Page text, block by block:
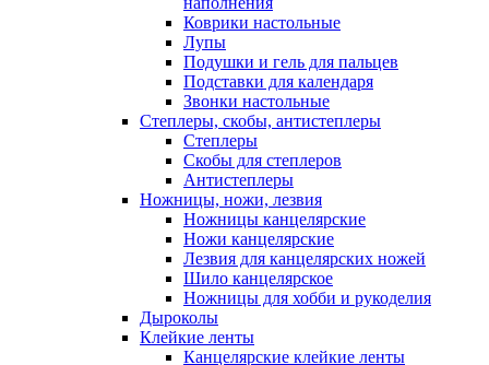
Коврики настольные
Лупы
Подушки и гель для пальцев
Подставки для календаря
Звонки настольные
Степлеры, скобы, антистеплеры
Степлеры
Скобы для степлеров
Антистеплеры
Ножницы, ножи, лезвия
Ножницы канцелярские
Ножи канцелярские
Лезвия для канцелярских ножей
Шило канцелярское
Ножницы для хобби и рукоделия
Дыроколы
Клейкие ленты
Канцелярские клейкие ленты